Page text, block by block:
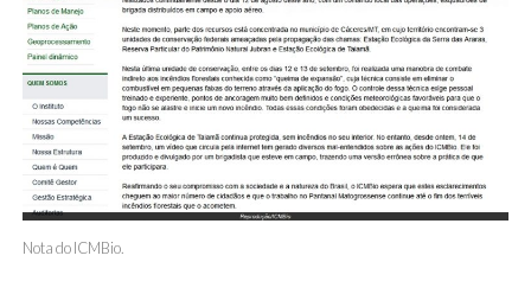
Nota do ICMBio.